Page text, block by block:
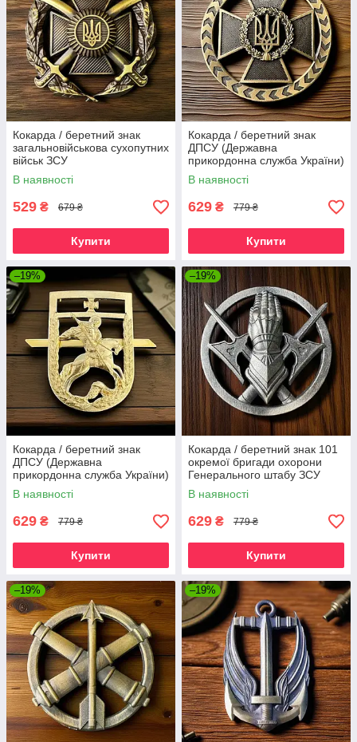
Кокарда / беретний знак
загальновійськова сухопутних
військ ЗСУ
В наявності
529 ₴ 679 ₴
Купити
Кокарда / беретний знак
ДПСУ (Державна
прикордонна служба України)
НОВИЙ ЗРАЗОК
В наявності
629 ₴ 779 ₴
Купити
–19%
Кокарда / беретний знак
ДПСУ (Державна
прикордонна служба України)
В наявності
629 ₴ 779 ₴
Купити
–19%
Кокарда / беретний знак 101
окремої бригади охорони
Генерального штабу ЗСУ
В наявності
629 ₴ 779 ₴
Купити
–19% –19%